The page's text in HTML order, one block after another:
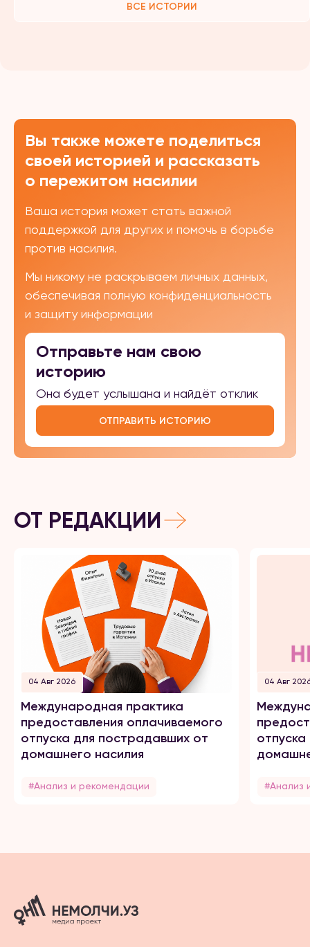
ВСЕ ИСТОРИИ
Вы также можете поделиться
своей историей и рассказать
о пережитом насилии
Ваша история может стать важной
поддержкой для других и помочь в борьбе
против насилия.
Мы никому не раскрываем личных данных,
обеспечивая полную конфиденциальность
и защиту информации
Отправьте нам свою
историю
Она будет услышана и найдёт отклик
ОТПРАВИТЬ ИСТОРИЮ
ОТ РЕДАКЦИИ
04 Авг 2026
Международная практика
предоставления оплачиваемого
отпуска для пострадавших от
домашнего насилия
#Анализ и рекомендации
04 Авг
#Анализ